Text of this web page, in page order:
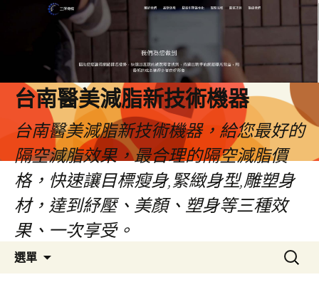
台南醫美減脂新技術機器
台南醫美減脂新技術機器，給您最好的
隔空減脂效果，最合理的隔空減脂價
格，快速讓目標瘦身,緊緻身型,雕塑身
材，達到紓壓、美顏、塑身等三種效
果、一次享受。
選單
搜
尋